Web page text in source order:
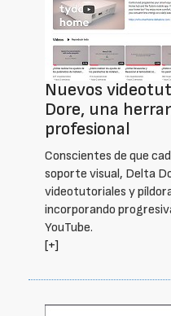
Nuevos
Dore, una
profesional
Conscientes de que
soporte visual, Delta
videotutoriales y
incorporando
YouTube.
[+]